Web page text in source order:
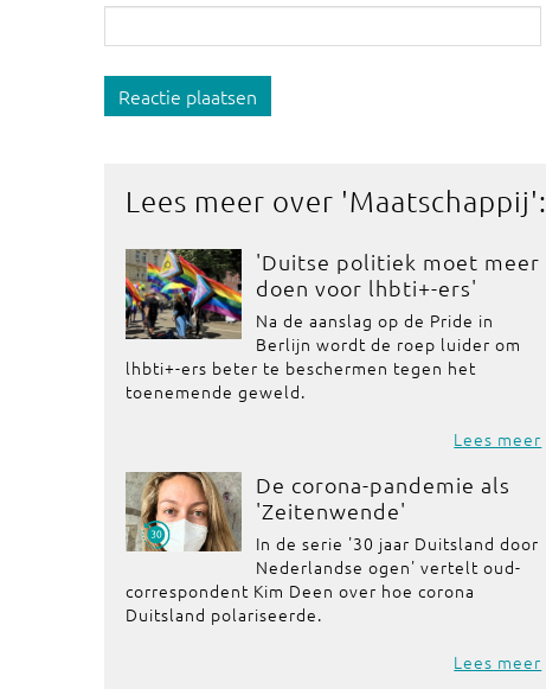
Reactie plaatsen
Lees meer over 'Maatschappij':
'Duitse politiek moet meer
doen voor lhbti+-ers'
Na de aanslag op de Pride in
Berlijn wordt de roep luider om
lhbti+-ers beter te beschermen tegen het
toenemende geweld.
Lees meer
De corona-pandemie als
'Zeitenwende'
In de serie '30 jaar Duitsland door
Nederlandse ogen' vertelt oud-
correspondent Kim Deen over hoe corona
Duitsland polariseerde.
Lees meer